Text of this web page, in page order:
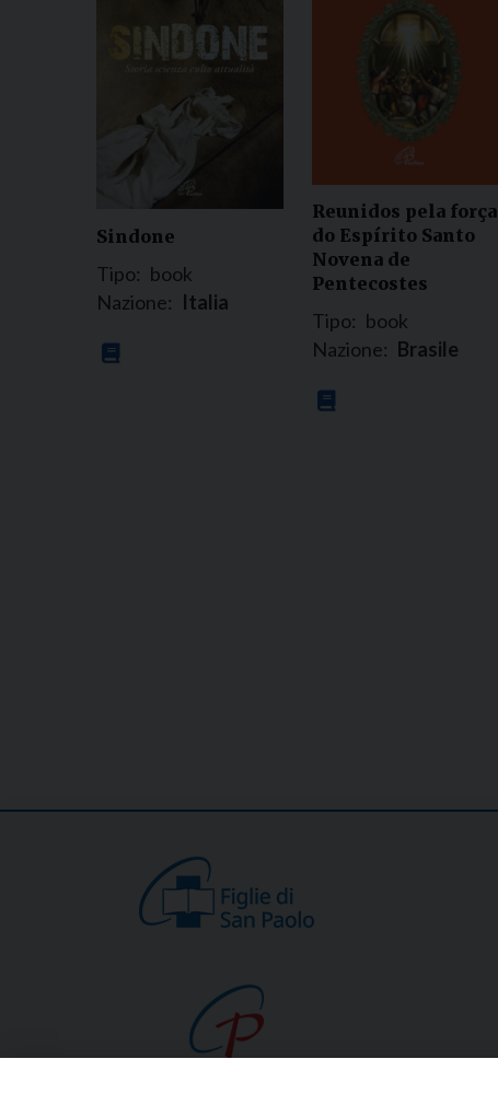
Sindone
Tipo: book
Nazione: Italia
Reunidos pela força
do Espírito Santo 
Novena de
Pentecostes
Tipo: book
Nazione: Brasile